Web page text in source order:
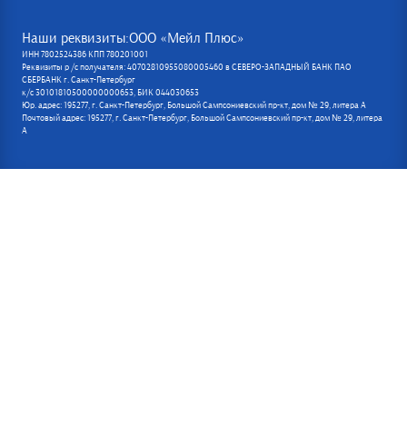
Наши реквизиты:ООО «Мейл Плюс»
ИНН 7802524386 КПП 780201001
Реквизиты р /с получателя: 40702810955080005460 в СЕВЕРО-ЗАПАДНЫЙ БАНК ПАО
СБЕРБАНК г. Санкт-Петербург
к/с 30101810500000000653, БИК 044030653
Юр. адрес: 195277, г. Санкт-Петербург, Большой Сампсониевский пр-кт, дом № 29, литера А
Почтовый адрес: 195277, г. Санкт-Петербург, Большой Сампсониевский пр-кт, дом № 29, литера
А